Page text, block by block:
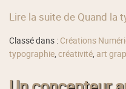
Lire la suite de Quand la
Classé dans : Créations
typographie,créativité, art